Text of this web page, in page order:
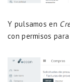
Y pulsamos en
con permisos